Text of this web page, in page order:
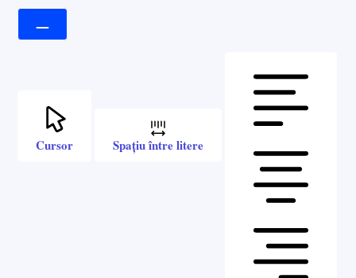
Cursor Spațiu între litere